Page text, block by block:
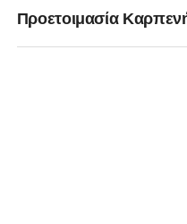
Προετοιμασία